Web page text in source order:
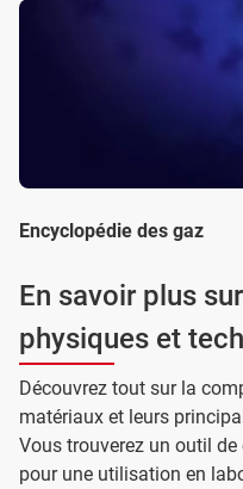
Encyclopédie des gaz
En savoir plus
physiques et
Découvrez tout sur la
matériaux et leurs
Vous trouverez un outil
pour une utilisation en